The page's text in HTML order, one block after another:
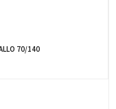
70/140